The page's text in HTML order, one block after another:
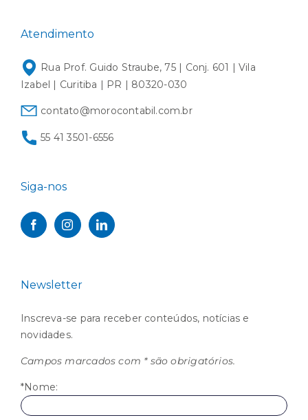
Atendimento
Rua Prof. Guido Straube, 75 | Conj. 601 | Vila
Izabel | Curitiba | PR | 80320-030
contato@morocontabil.com.br
55 41 3501-6556
Siga-nos
Newsletter
Inscreva-se para receber conteúdos, notícias e
novidades.
Campos marcados com * são obrigatórios.
*Nome: